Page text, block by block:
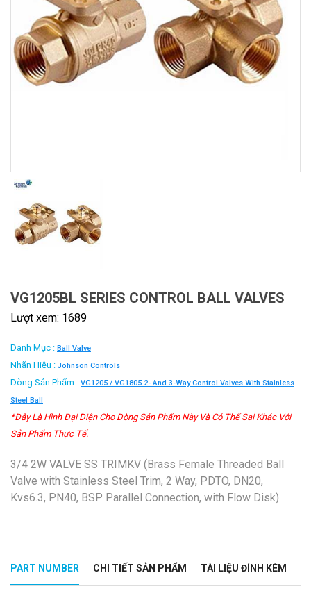
VG1205BL SERIES CONTROL BALL VALVES
Lượt xem: 1689
Danh Mục : Ball Valve
Nhãn Hiệu : Johnson Controls
Dòng Sản Phẩm : VG1205 / VG1805 2- And 3-Way Control Valves With Stainless
Steel Ball
*Đây Là Hình Đại Diện Cho Dòng Sản Phẩm Này Và Có Thể Sai Khác Với
Sản Phẩm Thực Tế.
3/4 2W VALVE SS TRIMKV (Brass Female Threaded Ball
Valve with Stainless Steel Trim, 2 Way, PDTO, DN20,
Kvs6.3, PN40, BSP Parallel Connection, with Flow Disk)
PART NUMBER CHI TIẾT SẢN PHẨM TÀI LIỆU ĐÍNH KÈM